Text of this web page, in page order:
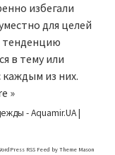
избегали
для целей
тенденцию
в тему или
из них.
»
- Aquamir.UA|
RSS Feed byTheme Mason